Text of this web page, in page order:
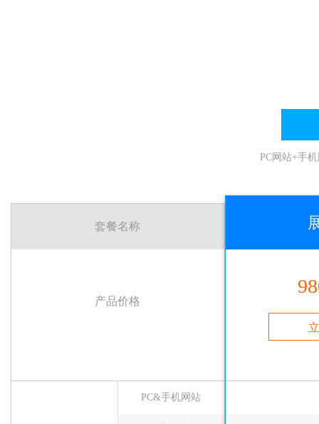
PC网站+手
套餐名称
产品价格
PC&手机网站